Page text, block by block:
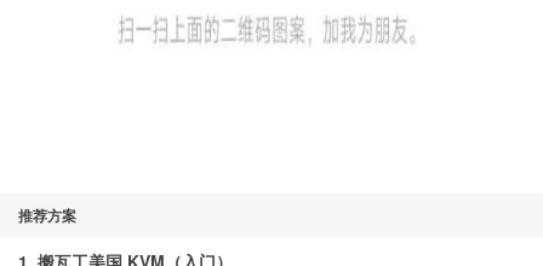
推荐方案
1. 搬瓦工美国 KVM（入门）